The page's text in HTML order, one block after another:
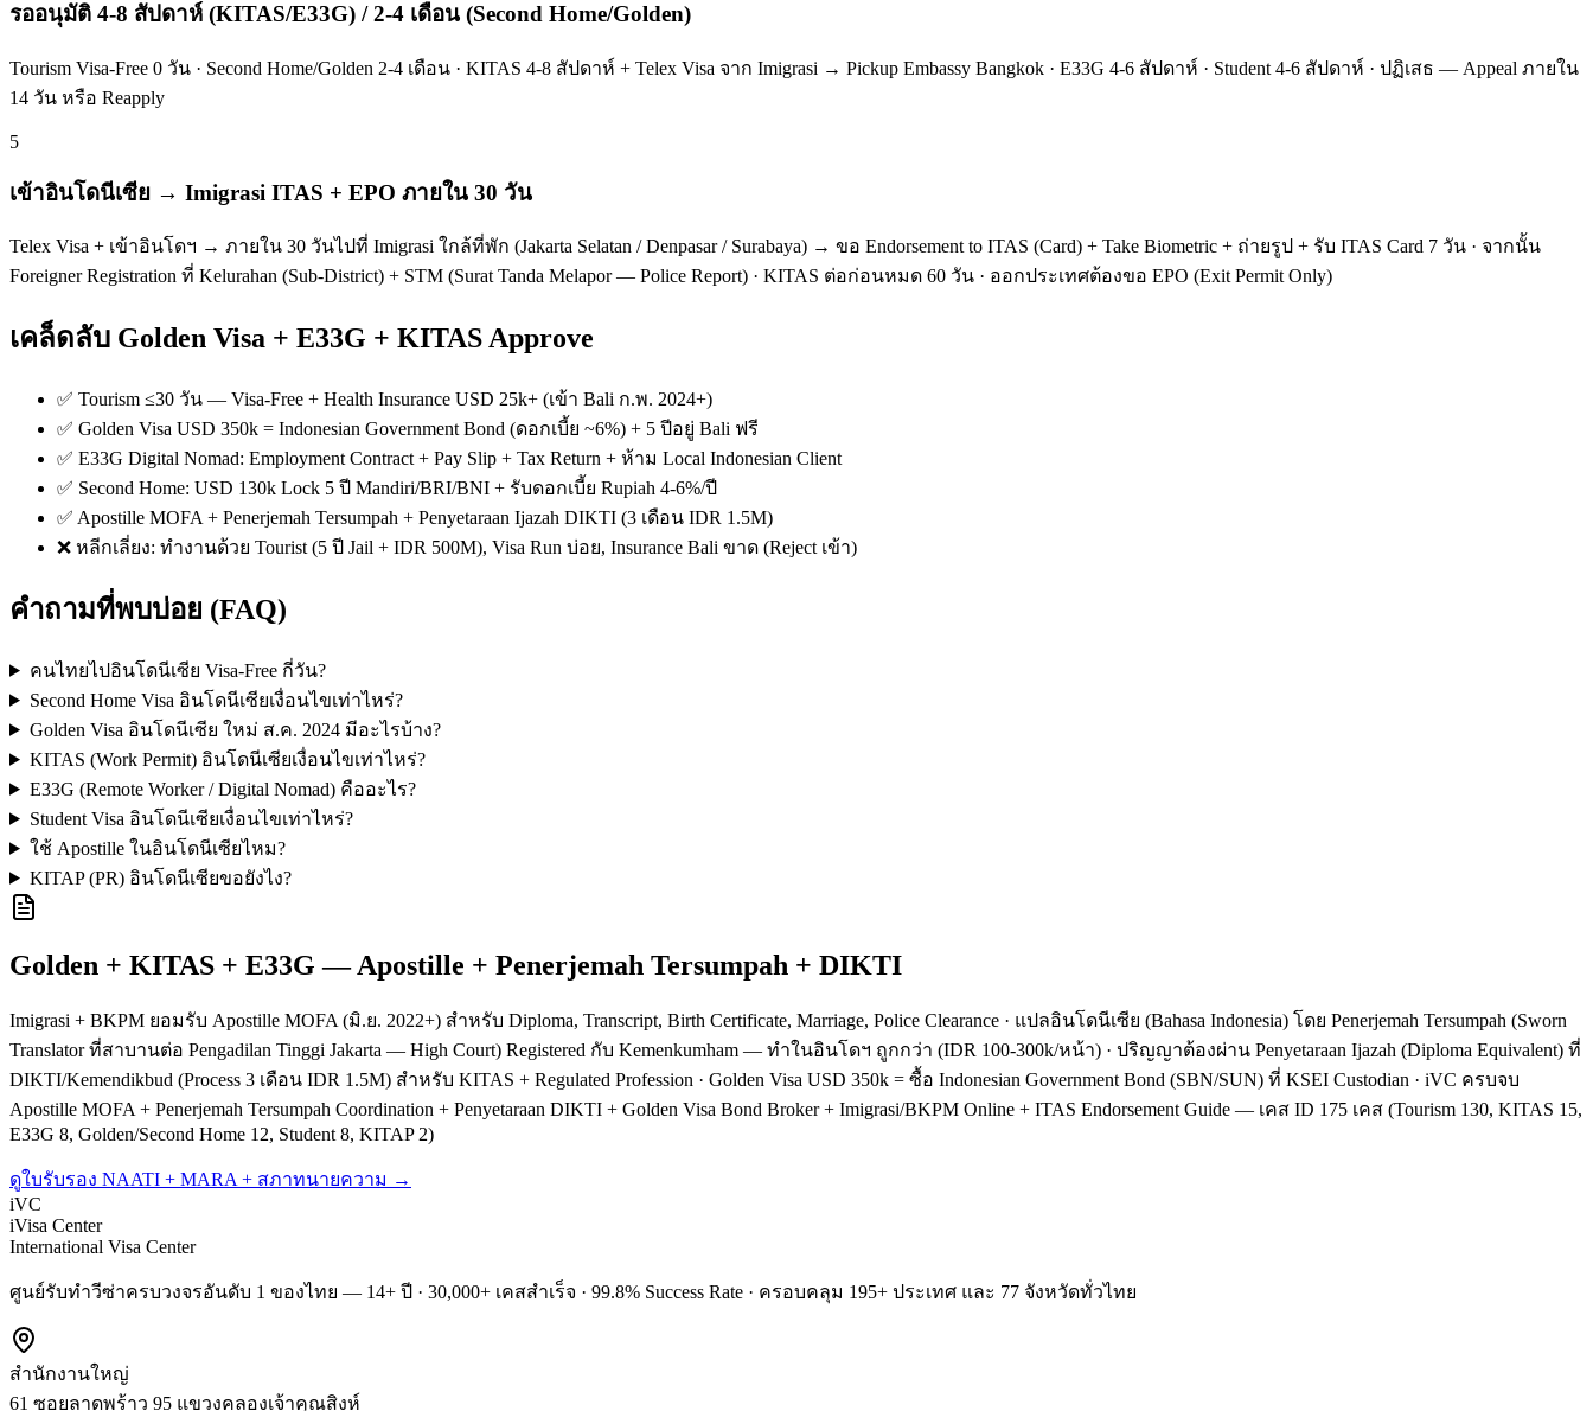
รออนุมัติ 4-8 สัปดาห์ (KITAS/E33G) / 2-4 เดือน (Second Home/Golden)
Tourism Visa-Free 0 วัน · Second Home/Golden 2-4 เดือน · KITAS 4-8 สัปดาห์ + Telex Visa จาก Imigrasi → Pickup Embassy Bangkok · E33G 4-6 สัปดาห์ · Student 4-6 สัปดาห์ · ปฏิเสธ — Appeal ภายใน
14 วัน หรือ Reapply
5
เข้าอินโดนีเซีย → Imigrasi ITAS + EPO ภายใน 30 วัน
Telex Visa + เข้าอินโดฯ → ภายใน 30 วันไปที่ Imigrasi ใกล้ที่พัก (Jakarta Selatan / Denpasar / Surabaya) → ขอ Endorsement to ITAS (Card) + Take Biometric + ถ่ายรูป + รับ ITAS Card 7 วัน · จากนั้น
Foreigner Registration ที่ Kelurahan (Sub-District) + STM (Surat Tanda Melapor — Police Report) · KITAS ต่อก่อนหมด 60 วัน · ออกประเทศต้องขอ EPO (Exit Permit Only)
เคล็ดลับ Golden Visa + E33G + KITAS Approve
✅ Tourism ≤30 วัน — Visa-Free + Health Insurance USD 25k+ (เข้า Bali ก.พ. 2024+)
✅ Golden Visa USD 350k = Indonesian Government Bond (ดอกเบี้ย ~6%) + 5 ปีอยู่ Bali ฟรี
✅ E33G Digital Nomad: Employment Contract + Pay Slip + Tax Return + ห้าม Local Indonesian Client
✅ Second Home: USD 130k Lock 5 ปี Mandiri/BRI/BNI + รับดอกเบี้ย Rupiah 4-6%/ปี
✅ Apostille MOFA + Penerjemah Tersumpah + Penyetaraan Ijazah DIKTI (3 เดือน IDR 1.5M)
❌ หลีกเลี่ยง: ทำงานด้วย Tourist (5 ปี Jail + IDR 500M), Visa Run บ่อย, Insurance Bali ขาด (Reject เข้า)
คำถามที่พบบ่อย (FAQ)
คนไทยไปอินโดนีเซีย Visa-Free กี่วัน?
Second Home Visa อินโดนีเซียเงื่อนไขเท่าไหร่?
Golden Visa อินโดนีเซีย ใหม่ ส.ค. 2024 มีอะไรบ้าง?
KITAS (Work Permit) อินโดนีเซียเงื่อนไขเท่าไหร่?
E33G (Remote Worker / Digital Nomad) คืออะไร?
Student Visa อินโดนีเซียเงื่อนไขเท่าไหร่?
ใช้ Apostille ในอินโดนีเซียไหม?
KITAP (PR) อินโดนีเซียขอยังไง?
Golden + KITAS + E33G — Apostille + Penerjemah Tersumpah + DIKTI
Imigrasi + BKPM ยอมรับ Apostille MOFA (มิ.ย. 2022+) สำหรับ Diploma, Transcript, Birth Certificate, Marriage, Police Clearance · แปลอินโดนีเซีย (Bahasa Indonesia) โดย Penerjemah Tersumpah (Sworn
Translator ที่สาบานต่อ Pengadilan Tinggi Jakarta — High Court) Registered กับ Kemenkumham — ทำในอินโดฯ ถูกกว่า (IDR 100-300k/หน้า) · ปริญญาต้องผ่าน Penyetaraan Ijazah (Diploma Equivalent) ที่
DIKTI/Kemendikbud (Process 3 เดือน IDR 1.5M) สำหรับ KITAS + Regulated Profession · Golden Visa USD 350k = ซื้อ Indonesian Government Bond (SBN/SUN) ที่ KSEI Custodian · iVC ครบจบ
Apostille MOFA + Penerjemah Tersumpah Coordination + Penyetaraan DIKTI + Golden Visa Bond Broker + Imigrasi/BKPM Online + ITAS Endorsement Guide — เคส ID 175 เคส (Tourism 130, KITAS 15,
E33G 8, Golden/Second Home 12, Student 8, KITAP 2)
ดูใบรับรอง NAATI + MARA + สภาทนายความ →
iVC
iVisa Center
International Visa Center
ศูนย์รับทำวีซ่าครบวงจรอันดับ 1 ของไทย — 14+ ปี · 30,000+ เคสสำเร็จ · 99.8% Success Rate · ครอบคลุม 195+ ประเทศ และ 77 จังหวัดทั่วไทย
สำนักงานใหญ่
61 ซอยลาดพร้าว 95 แขวงคลองเจ้าคุณสิงห์